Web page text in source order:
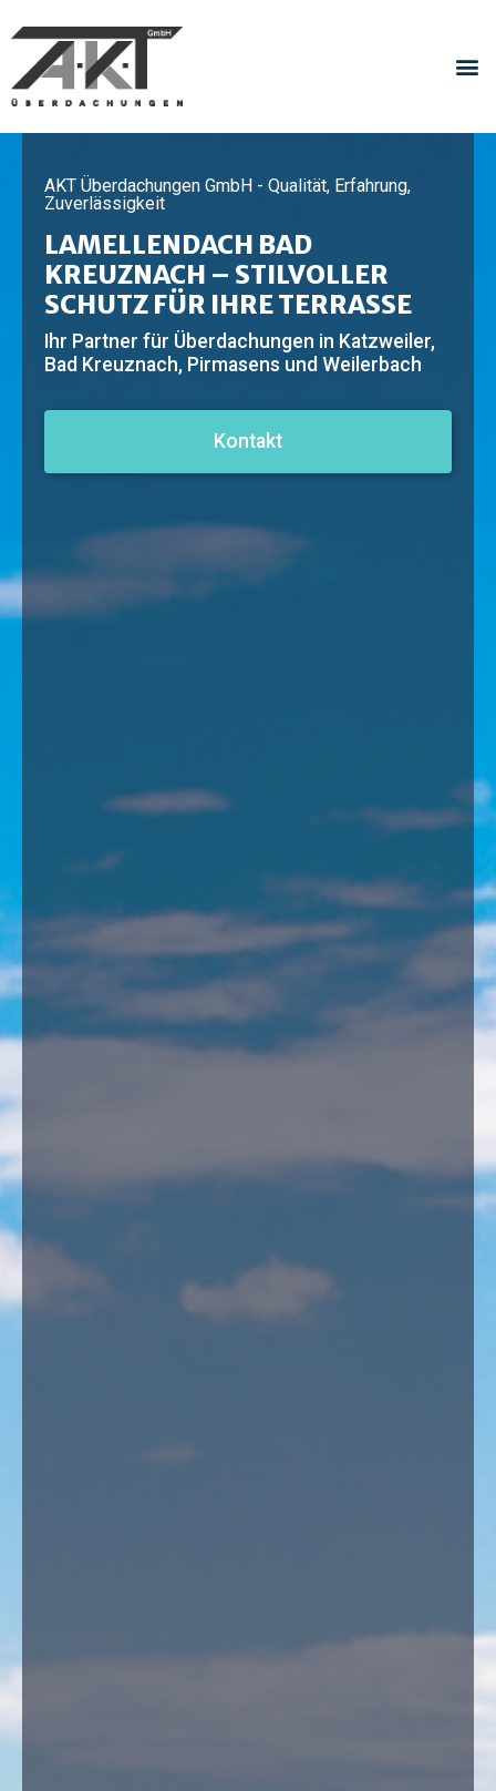
AKT Überdachungen GmbH - Qualität, Erfahrung,
Zuverlässigkeit
LAMELLENDACH BAD
KREUZNACH – STILVOLLER
SCHUTZ FÜR IHRE TERRASSE
Ihr Partner für Überdachungen in Katzweiler,
Bad Kreuznach, Pirmasens und Weilerbach
Kontakt